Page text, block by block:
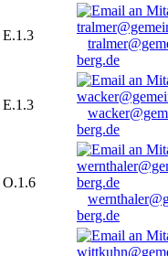
E.1.3
berg.de
E.1.3
berg.de
O.1.6
berg.de